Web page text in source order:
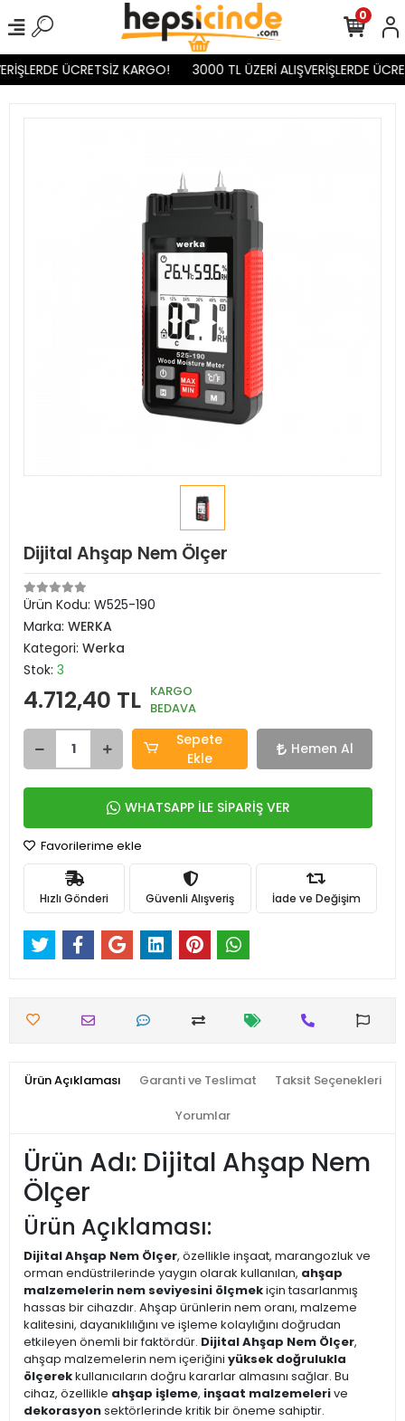
ÜCRETSİZ KARGO! 3000 TL ÜZERİ ALIŞVERİŞLERDE
0
Dijital Ahşap Nem Ölçer
Ürün Kodu: W525-190
Marka: WERKA
Kategori: Werka
Stok: 3
4.712,40 TL KARGO
BEDAVA
Sepete
Ekle
Hemen Al
WHATSAPP İLE SİPARİŞ VER
Favorilerime ekle
Hızlı Gönderi Güvenli Alışveriş İade ve Değişim
Ürün Açıklaması Garanti ve Teslimat Taksit Seçenekleri
Yorumlar
Ürün Adı: Dijital Ahşap Nem
Ölçer
Ürün Açıklaması:
Dijital Ahşap Nem Ölçer, özellikle inşaat, marangozluk ve
orman endüstrilerinde yaygın olarak kullanılan, ahşap
malzemelerin nem seviyesini ölçmekiçin tasarlanmış
hassas bir cihazdır. Ahşap ürünlerin nem oranı, malzeme
kalitesini, dayanıklılığını ve işleme kolaylığını doğrudan
etkileyen önemli bir faktördür. Dijital Ahşap Nem Ölçer,
ahşap malzemelerin nem içeriğini yüksek doğrulukla
ölçerekkullanıcıların doğru kararlar almasını sağlar. Bu
cihaz, özellikle ahşap işleme, inşaat malzemelerive
dekorasyonsektörlerinde kritik bir öneme sahiptir.